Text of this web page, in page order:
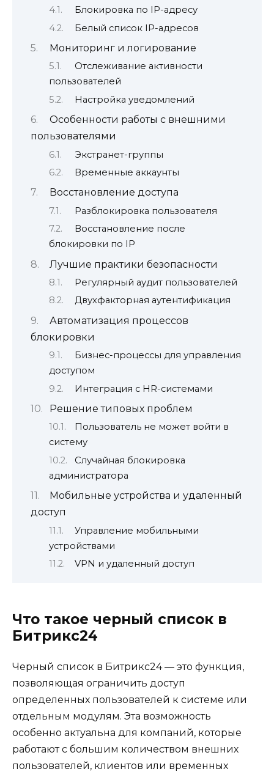
Блокировка по IP-адресу
Белый список IP-адресов
Мониторинг и логирование
Отслеживание активности
пользователей
Настройка уведомлений
Особенности работы с внешними
пользователями
Экстранет-группы
Временные аккаунты
Восстановление доступа
Разблокировка пользователя
Восстановление после
блокировки по IP
Лучшие практики безопасности
Регулярный аудит пользователей
Двухфакторная аутентификация
Автоматизация процессов
блокировки
Бизнес-процессы для управления
доступом
Интеграция с HR-системами
Решение типовых проблем
Пользователь не может войти в
систему
Случайная блокировка
администратора
Мобильные устройства и удаленный
доступ
Управление мобильными
устройствами
VPN и удаленный доступ
Что такое черный список в
Битрикс24
Черный список в Битрикс24 — это функция,
позволяющая ограничить доступ
определенных пользователей к системе или
отдельным модулям. Эта возможность
особенно актуальна для компаний, которые
работают с большим количеством внешних
пользователей, клиентов или временных